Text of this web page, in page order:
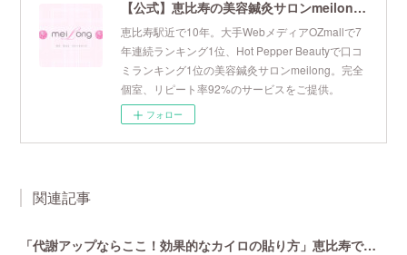
【公式】恵比寿の美容鍼灸サロンmeilong｜ツボを押さえた針・お灸の治療で美容と健康を叶えます
恵比寿駅近で10年。大手WebメディアOZmallで7
年連続ランキング1位、Hot Pepper Beautyで口コ
ミランキング1位の美容鍼灸サロンmeilong。完全
個室、リピート率92%のサービスをご提供。
フォロー
関連記事
「代謝アップならここ！効果的なカイロの貼り方」恵比寿で口コミNo 1美容鍼灸ならmeilong